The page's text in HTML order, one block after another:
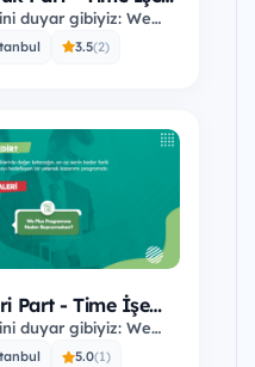
duyar gibiyiz: We
3.5(2)
Part - Time İşe
duyar gibiyiz: We
5.0(1)